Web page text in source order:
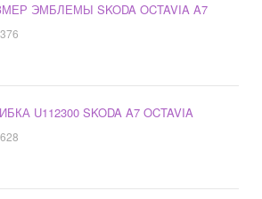
ЭМБЛЕМЫ SKODA OCTAVIA A7
U112300 SKODA A7 OCTAVIA